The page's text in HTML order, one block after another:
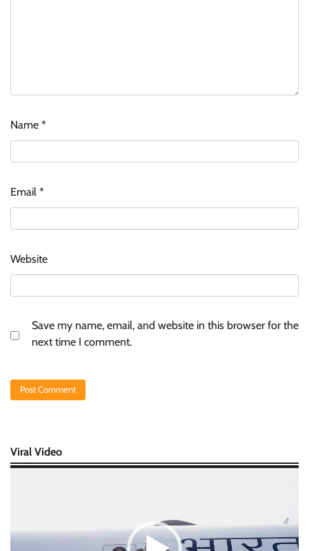
Name *
Email *
Website
Save my name, email, and website in this browser for the
next time I comment.
Viral Video